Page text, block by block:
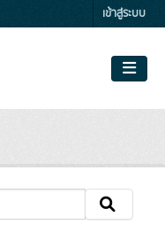
เข้าสู่ระบบ